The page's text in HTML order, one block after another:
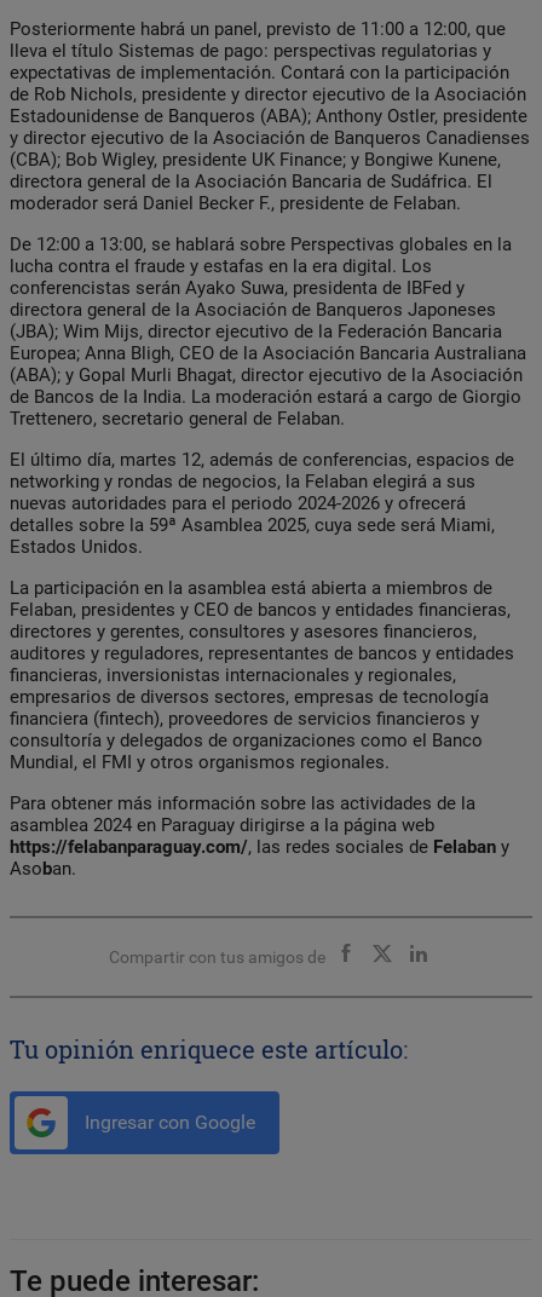
Posteriormente habrá un panel, previsto de 11:00 a 12:00, que
lleva el título Sistemas de pago: perspectivas regulatorias y
expectativas de implementación. Contará con la participación
de Rob Nichols, presidente y director ejecutivo de la Asociación
Estadounidense de Banqueros (ABA); Anthony Ostler, presidente
y director ejecutivo de la Asociación de Banqueros Canadienses
(CBA); Bob Wigley, presidente UK Finance; y Bongiwe Kunene,
directora general de la Asociación Bancaria de Sudáfrica. El
moderador será Daniel Becker F., presidente de Felaban.
De 12:00 a 13:00, se hablará sobre Perspectivas globales en la
lucha contra el fraude y estafas en la era digital. Los
conferencistas serán Ayako Suwa, presidenta de IBFed y
directora general de la Asociación de Banqueros Japoneses
(JBA); Wim Mijs, director ejecutivo de la Federación Bancaria
Europea; Anna Bligh, CEO de la Asociación Bancaria Australiana
(ABA); y Gopal Murli Bhagat, director ejecutivo de la Asociación
de Bancos de la India. La moderación estará a cargo de Giorgio
Trettenero, secretario general de Felaban.
El último día, martes 12, además de conferencias, espacios de
networking y rondas de negocios, la Felaban elegirá a sus
nuevas autoridades para el periodo 2024-2026 y ofrecerá
detalles sobre la 59ª Asamblea 2025, cuya sede será Miami,
Estados Unidos.
La participación en la asamblea está abierta a miembros de
Felaban, presidentes y CEO de bancos y entidades financieras,
directores y gerentes, consultores y asesores financieros,
auditores y reguladores, representantes de bancos y entidades
financieras, inversionistas internacionales y regionales,
empresarios de diversos sectores, empresas de tecnología
financiera (fintech), proveedores de servicios financieros y
consultoría y delegados de organizaciones como el Banco
Mundial, el FMI y otros organismos regionales.
Para obtener más información sobre las actividades de la
asamblea 2024 en Paraguay dirigirse a la página web
https://felabanparaguay.com/, las redes sociales de Felaban y
Asoban.
Compartir con tus amigos de
Tu opinión enriquece este artículo:
Ingresar con Google
Te puede interesar: